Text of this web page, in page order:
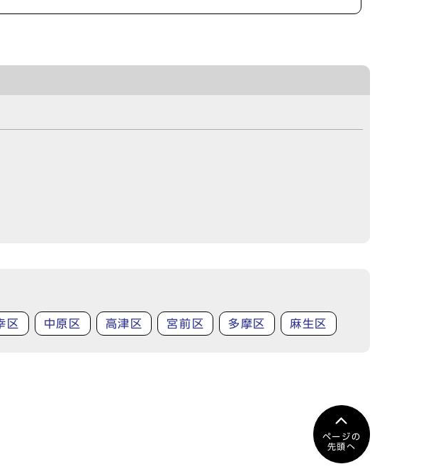
区 中原区 高津区 宮前区 多摩区 麻生区
ページの
先頭へ